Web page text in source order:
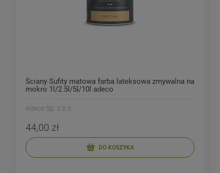
Ściany Sufity matowa farba lateksowa zmywalna na
mokro 1l/2.5l/5l/10l adeco
Adeco Sp. z o.o.
44,00 zł
DO KOSZYKA